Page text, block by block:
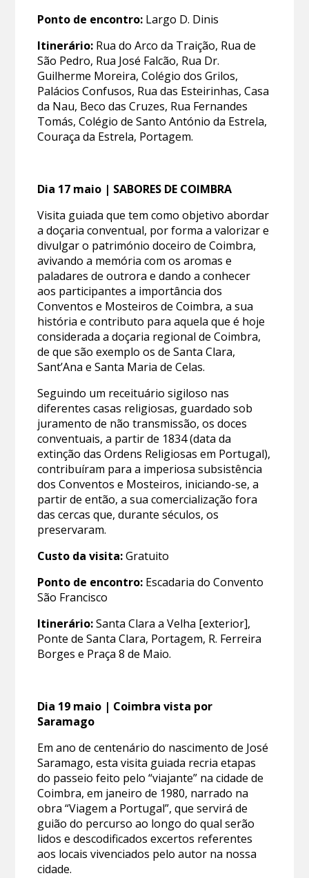
Ponto de encontro: Largo D. Dinis
Itinerário: Rua do Arco da Traição, Rua de
São Pedro, Rua José Falcão, Rua Dr.
Guilherme Moreira, Colégio dos Grilos,
Palácios Confusos, Rua das Esteirinhas, Casa
da Nau, Beco das Cruzes, Rua Fernandes
Tomás, Colégio de Santo António da Estrela,
Couraça da Estrela, Portagem.
Dia 17 maio | SABORES DE COIMBRA
Visita guiada que tem como objetivo abordar
a doçaria conventual, por forma a valorizar e
divulgar o património doceiro de Coimbra,
avivando a memória com os aromas e
paladares de outrora e dando a conhecer
aos participantes a importância dos
Conventos e Mosteiros de Coimbra, a sua
história e contributo para aquela que é hoje
considerada a doçaria regional de Coimbra,
de que são exemplo os de Santa Clara,
Sant’Ana e Santa Maria de Celas.
Seguindo um receituário sigiloso nas
diferentes casas religiosas, guardado sob
juramento de não transmissão, os doces
conventuais, a partir de 1834 (data da
extinção das Ordens Religiosas em Portugal),
contribuíram para a imperiosa subsistência
dos Conventos e Mosteiros, iniciando-se, a
partir de então, a sua comercialização fora
das cercas que, durante séculos, os
preservaram.
Custo da visita:Gratuito
Ponto de encontro: Escadaria do Convento
São Francisco
Itinerário:Santa Clara a Velha [exterior],
Ponte de Santa Clara, Portagem, R. Ferreira
Borges e Praça 8 de Maio.
Dia 19 maio | Coimbra vista por
Saramago
Em ano de centenário do nascimento de José
Saramago, esta visita guiada recria etapas
do passeio feito pelo “viajante” na cidade de
Coimbra, em janeiro de 1980, narrado na
obra “Viagem a Portugal”, que servirá de
guião do percurso ao longo do qual serão
lidos e descodificados excertos referentes
aos locais vivenciados pelo autor na nossa
cidade.